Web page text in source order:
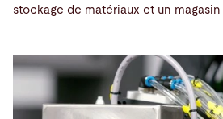
stockage de matériaux et un magasin